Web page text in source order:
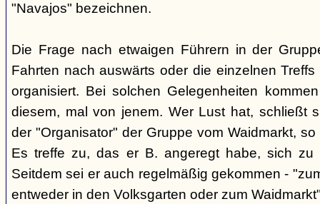
"Navajos" bezeichnen.
Die Frage nach etwaigen Führern in der
Fahrten nach auswärts oder die einzelnen
organisiert. Bei solchen Gelegenheiten
diesem, mal von jenem. Wer Lust hat, schließt
der "Organisator" der Gruppe vom Waidmarkt,
Es treffe zu, das er B. angeregt habe, sich zu
Seitdem sei er auch regelmäßig gekommen -
entweder in den Volksgarten oder zum